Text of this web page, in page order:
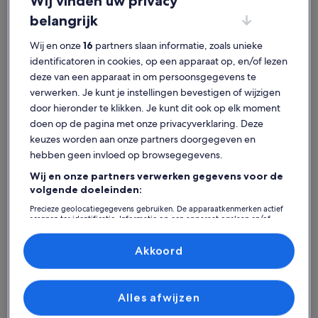
Riemer Park
Vind je perfecte verblijf -
Riemer Park
Meer informatie over Blofeld's villa, sauna, mega tubs,
belangrijk
Wij en onze16 partners slaan informatie, zoals unieke
identificatoren in cookies, op een apparaat op, en/of lezen
deze van een apparaat in om persoonsgegevens te
verwerken. Je kunt je instellingen bevestigen of wijzigen
door hieronder te klikken. Je kunt dit ook op elk moment
doen op de pagina met onze privacyverklaring. Deze
keuzes worden aan onze partners doorgegeven en
hebben geen invloed op browsegegevens.
Wij en onze partners verwerken gegevens voor de
volgende doeleinden:
Precieze geolocatiegegevens gebruiken. De apparaatkenmerken actief
scannen ter identificatie. Informatie op een apparaat opslaan en/of
contentmetingen, doelgroepenonderzoek en ontwikkeling van
Alles afwijzen
Akkoord